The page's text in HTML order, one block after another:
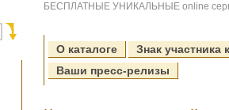
БЕСПЛАТНЫЕ УНИКАЛЬНЫЕ online
О каталоге Знак участника
Ваши пресс-релизы